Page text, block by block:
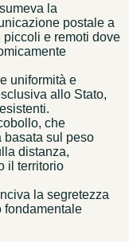
la
postale a
e remoti dove
uniformità e
allo Stato,
che
basata sul peso
distanza,
il territorio
la segretezza
fondamentale